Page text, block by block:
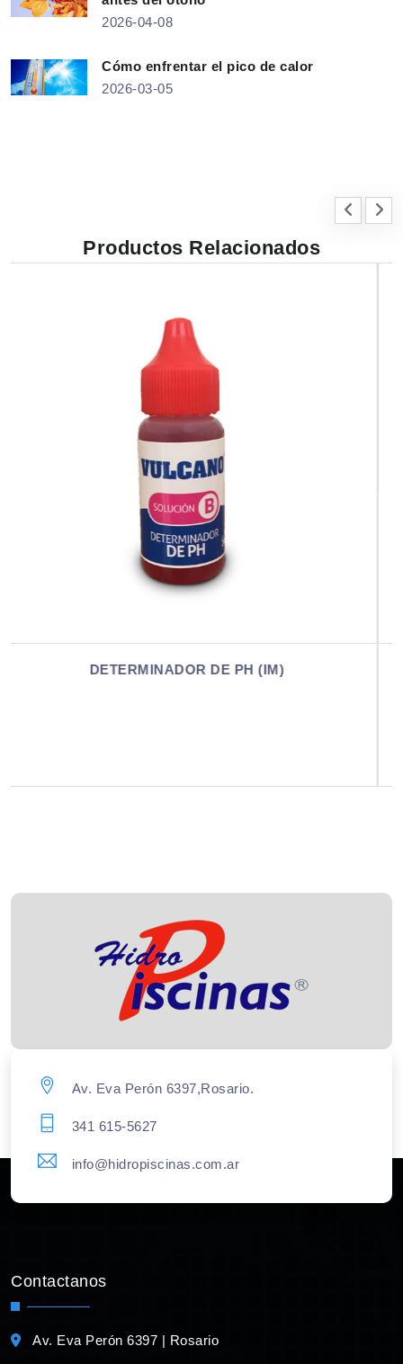
2026-04-08
Cómo enfrentar el pico de calor
2026-03-05
Productos Relacionados
DETERMINADOR DE PH
Av. Eva Perón 6397,Rosario.
341 615-5627
info@hidropiscinas.com.ar
Contactanos
Av. Eva Perón 6397 | Rosario